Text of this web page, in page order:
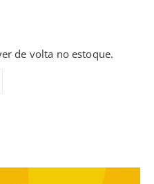
de volta no estoque.